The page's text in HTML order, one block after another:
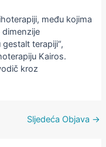
među kojima
dimenzije
terapiji“,
Kairos.
kroz
Sljedeća Objava →